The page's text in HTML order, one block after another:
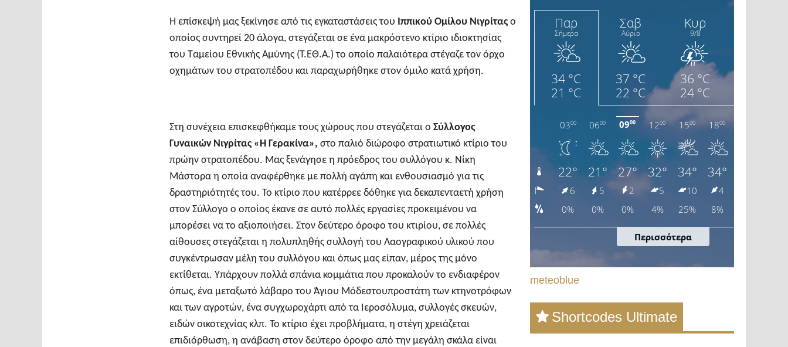
Η επίσκεψή μας ξεκίνησε από τις εγκαταστάσεις του Ιππικού Ομίλου Νιγρίτας ο
οποίος συντηρεί 20 άλογα, στεγάζεται σε ένα μακρόστενο κτίριο ιδιοκτησίας
του Ταμείου Εθνικής Αμύνης (Τ.ΕΘ.Α.) το οποίο παλαιότερα στέγαζε τον όρχο
οχημάτων του στρατοπέδου και παραχωρήθηκε στον όμιλο κατά χρήση.
Στη συνέχεια επισκεφθήκαμε τους χώρους που στεγάζεται οΣύλλογος
Γυναικών Νιγρίτας «Η Γερακίνα»,στο παλιό διώροφο στρατιωτικό κτίριο του
πρώην στρατοπέδου. Μας ξενάγησε η πρόεδρος του συλλόγου κ. Νίκη
Μάστορα η οποία αναφέρθηκε με πολλή αγάπη και ενθουσιασμό για τις
δραστηριότητές του. Το κτίριο που κατέρρεε δόθηκε για δεκαπενταετή χρήση
στον Σύλλογο ο οποίος έκανε σε αυτό πολλές εργασίες προκειμένου να
μπορέσει να το αξιοποιήσει. Στον δεύτερο όροφο του κτιρίου, σε πολλές
αίθουσες στεγάζεται η πολυπληθής συλλογή του Λαογραφικού υλικού που
συγκέντρωσαν μέλη του συλλόγου και όπως μας είπαν, μέρος της μόνο
εκτίθεται. Υπάρχουν πολλά σπάνια κομμάτια που προκαλούν το ενδιαφέρον
όπως, ένα μεταξωτό λάβαρο του Άγιου Μόδεστουπροστάτη των κτηνοτρόφων
και των αγροτών, ένα συγχωροχάρτι από τα Ιεροσόλυμα, συλλογές σκευών,
ειδών οικοτεχνίας κλπ. Το κτίριο έχει προβλήματα, η στέγη χρειάζεται
επιδιόρθωση, η ανάβαση στον δεύτερο όροφο από την μεγάλη σκάλα είναι
meteoblue
Shortcodes Ultimate